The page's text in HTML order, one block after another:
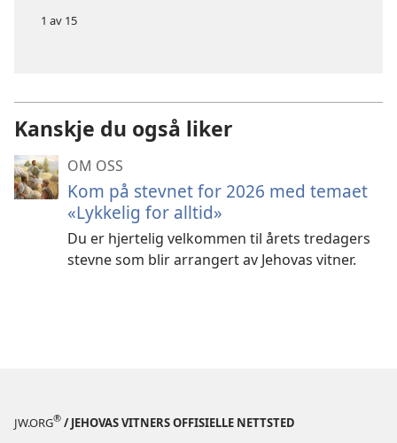
1 av 15
Kanskje du også liker
OM OSS
Kom på stevnet for 2026 med temaet
«Lykkelig for alltid»
Du er hjertelig velkommen til årets tredagers
stevne som blir arrangert av Jehovas vitner.
JW.ORG® / JEHOVAS VITNERS OFFISIELLE NETTSTED